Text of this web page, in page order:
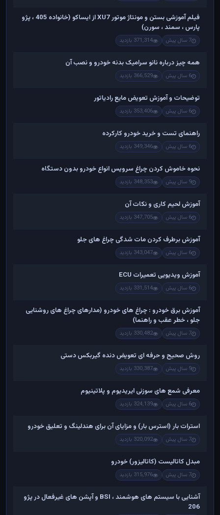
فیلم آموزشی بستن و مونتاژ موتور XU7 از ایساکو (خانواده 405 ، پژو
پارس ، سمند ، سورن)
7 سال پیش 371,314 بازدید
همه چیز درباره نانو سرامیک بدنه خودرو و نصب آن
6 سال پیش 366,529 بازدید
توضیحات و آموزش تعویض مایع رادیاتور
6 سال پیش 353,406 بازدید
راهنمای تست و خريد خودرو کارکرده
6 سال پیش 349,346 بازدید
نحوه خاموش کردن چراغ سرویس انواع خودرو بدون دستگاه
9 سال پیش 348,353 بازدید
آموزش لحیم کاری و نکات آن
6 سال پیش 347,705 بازدید
آموزش برطرف کردن مات شدگی چراغ های جلو
6 سال پیش 343,047 بازدید
آموزش ویدیویی تعمیرات ECU
6 سال پیش 331,514 بازدید
آموزش برق خودرو : چراغ های خودرو (مدارهای چراغ های روشنایی
جلو ، خطر عقب و راهنما)
7 سال پیش 330,482 بازدید
روش صحیح و حرفه ای تعویض دنده گیربکس دستی
9 سال پیش 330,387 بازدید
معرفی شمع های سوزنی ایریدیوم و پلاتینیوم
6 سال پیش 324,139 بازدید
استرات بار (استرس بار) و مزایای آن برای هندلینگ و تعلیق خودرو
7 سال پیش 320,092 بازدید
مبدل کاتالیست (کاتالیزور) خودرو
7 سال پیش 315,976 بازدید
آشنایی با سیستم های هوشمند ، BSI و آپشن های غیرفعال در پژو
206